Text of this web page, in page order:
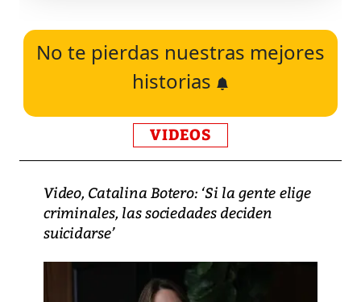
No te pierdas nuestras mejores
historias
VIDEOS
Video, Catalina Botero: ‘Si la gente elige
criminales, las sociedades deciden
suicidarse’